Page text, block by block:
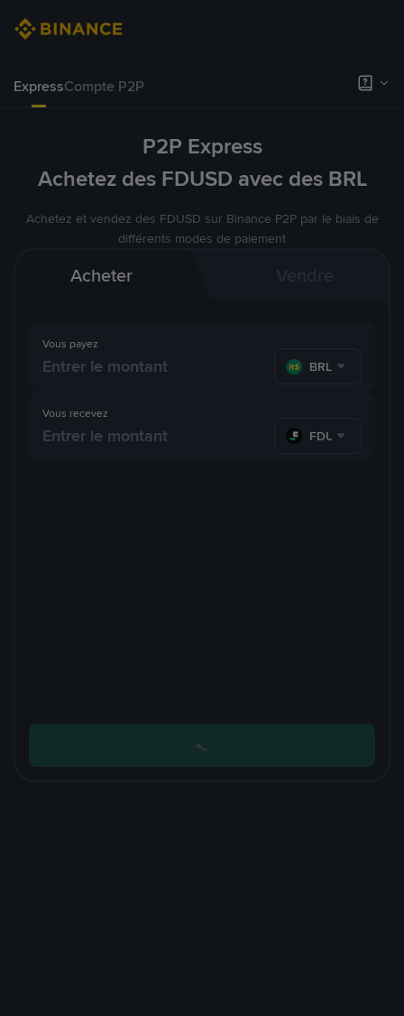
ExpressCompte P2P
P2P Express
Achetez des FDUSD avec des BRL
Achetez et vendez des FDUSD sur Binance P2P par le biais de
différents modes de paiement
Acheter
Vous payez
BRL
Vous recevez
FDUSD